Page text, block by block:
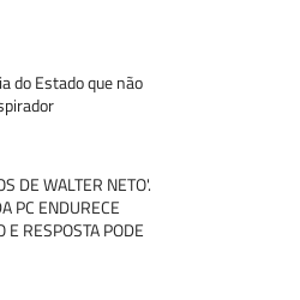
do Estado que não
DE WALTER NETO'.
PC ENDURECE
RESPOSTA PODE